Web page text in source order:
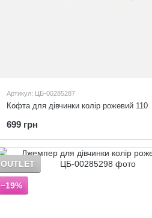
Артикул: ЦБ-00285287
Кофта для дівчинки колір рожевий 110
699 грн
OUTLET
−19%